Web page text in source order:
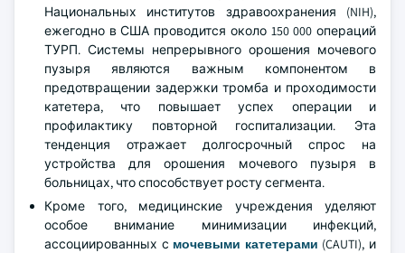
Национальных институтов здравоохранения (NIH),
ежегодно в США проводится около 150 000 операций
ТУРП. Системы непрерывного орошения мочевого
пузыря являются важным компонентом в
предотвращении задержки тромба и проходимости
катетера, что повышает успех операции и
профилактику повторной госпитализации. Эта
тенденция отражает долгосрочный спрос на
устройства для орошения мочевого пузыря в
больницах, что способствует росту сегмента.
Кроме того, медицинские учреждения уделяют
особое внимание минимизации инфекций,
ассоциированных с мочевыми катетерами (CAUTI), и